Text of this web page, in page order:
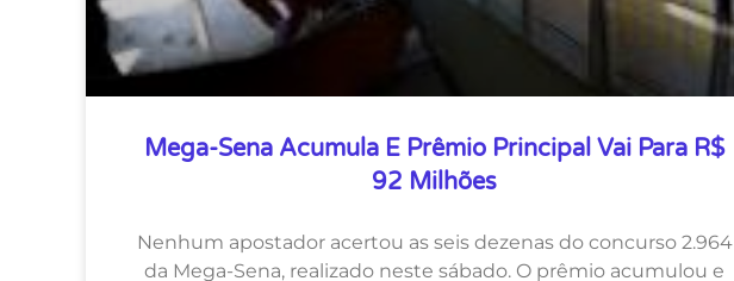
Mega-Sena Acumula E Prêmio Principal Vai Para R$
92 Milhões
Nenhum apostador acertou as seis dezenas do concurso 2.964
da Mega-Sena, realizado neste sábado. O prêmio acumulou e